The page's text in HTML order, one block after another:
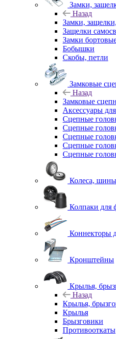
Замки,
Назад
Замки,
Защелки
Замки
Бобышки
Скобы, петли
Замковые
Назад
Замковые
Аксессуары
Сцепные
Сцепные
Сцепные
Сцепные
Сцепные
Колеса,
Колпаки для
Коннекторы
Кронштейны
Крылья,
Назад
Крылья,
Крылья
Брызговики
Противооткаты